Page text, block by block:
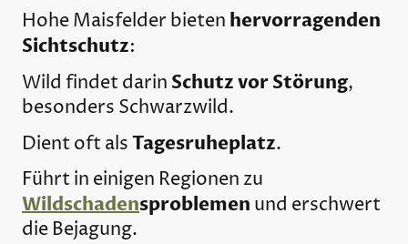
Hohe Maisfelder bieten hervorragenden
Sichtschutz:
Wild findet darin Schutz vor Störung,
besonders Schwarzwild.
Dient oft alsTagesruheplatz.
Führt in einigen Regionen zu
Wildschadensproblemen und erschwert
die Bejagung.